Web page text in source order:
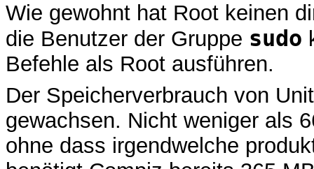
Wie gewohnt hat Root keinen
die Benutzer der Gruppe sudo
Befehle als Root ausführen.
Der Speicherverbrauch von
gewachsen. Nicht weniger als
ohne dass irgendwelche